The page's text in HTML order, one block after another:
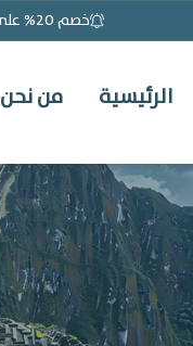
خصم 20% على بكجات شهر العسل
الرئيسية من نحن